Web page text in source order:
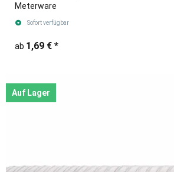
Meterware
Sofort verfügbar
ab 1,69 € *
Auf Lager